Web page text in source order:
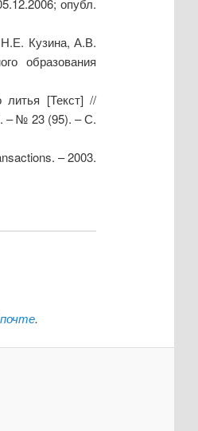
опубл.
Кузина, А.В.
образования
литья [Текст] //
– № 23 (95). – С.
– 2003.
.